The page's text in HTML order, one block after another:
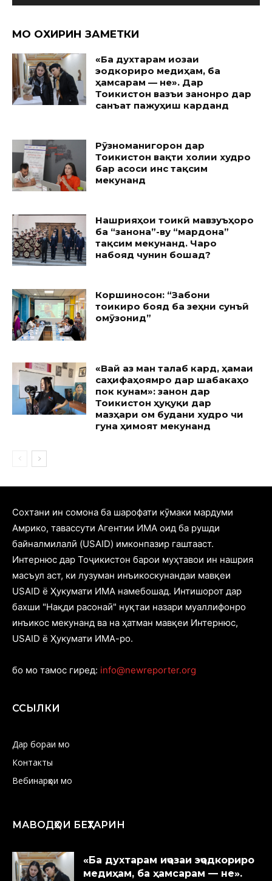
МО ОХИРИН ЗАМЕТКИ
«Ба духтарам иҷозаи
эҷодкориро медиҳам, ба
ҳамсарам — не». Дар
Тоҷикистон вазъи занонро дар
санъат пажуҳиш карданд
Рӯзноманигорон дар
Тоҷикистон вақти холии худро
бар асоси ҷинс тақсим
мекунанд
Нашрияҳои тоҷикӣ мавзуъҳоро
ба “занона”-ву “мардона”
тақсим мекунанд. Чаро
набояд чунин бошад?
Коршиносон: “Забони
тоҷикиро бояд ба зеҳни сунъӣ
омӯзонид”
«Вай аз ман талаб кард, ҳамаи
саҳифаҳоямро дар шабакаҳо
пок кунам»: занон дар
Тоҷикистон ҳуқуқи дар
мазҳари ом будани худро чи
гуна ҳимоят мекунанд
Cохтани ин сомона ба шарофати кӯмаки мардуми
Амрико, тавассути Агентии ИМА оид ба рушди
байналмилалӣ (USAID) имконпазир гаштааст.
Интернюс дар Тоҷикистон барои муҳтавои ин нашрия
масъул аст, ки лузуман инъикоскунандаи мавқеи
USAID ё Ҳукумати ИМА намебошад. Интишорот дар
бахши "Нақди расонаӣ" нуқтаи назари муаллифонро
инъикос мекунанд ва на ҳатман мавқеи Интернюс,
USAID ё Ҳукумати ИМА-ро.
бо мо тамос гиред: info@newreporter.org
ССЫЛКИ
Дар бораи мо
Контакты
Вебинарҳои мо
МАВОДҲОИ БЕҲТАРИН
«Ба духтарам иҷозаи эҷодкориро
медиҳам, ба ҳамсарам — не».